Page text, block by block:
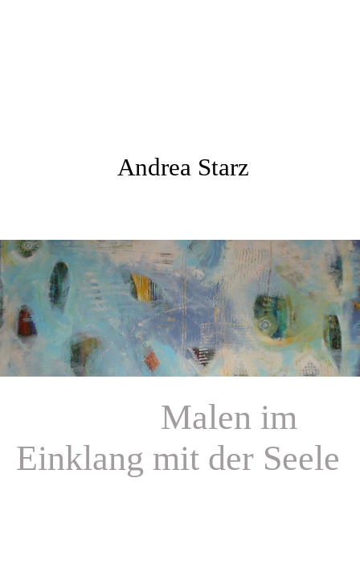
Andrea Starz
Malen im
Einklang mit der Seele